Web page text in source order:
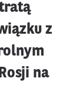
z
na